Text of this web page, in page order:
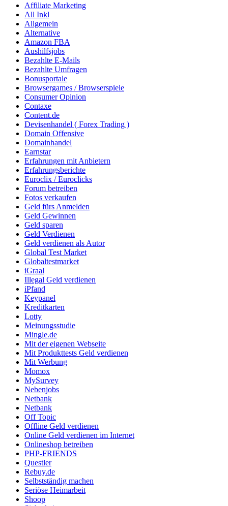
Affiliate Marketing
All Inkl
Allgemein
Alternative
Amazon FBA
Aushilfsjobs
Bezahlte E-Mails
Bezahlte Umfragen
Bonusportale
Browsergames / Browserspiele
Consumer Opinion
Contaxe
Content.de
Devisenhandel ( Forex Trading )
Domain Offensive
Domainhandel
Earnstar
Erfahrungen mit Anbietern
Erfahrungsberichte
Euroclix / Euroclicks
Forum betreiben
Fotos verkaufen
Geld fürs Anmelden
Geld Gewinnen
Geld sparen
Geld Verdienen
Geld verdienen als Autor
Global Test Market
Globaltestmarket
iGraal
Illegal Geld verdienen
iPfand
Keypanel
Kreditkarten
Lotty
Meinungsstudie
Mingle.de
Mit der eigenen Webseite
Mit Produkttests Geld verdienen
Mit Werbung
Momox
MySurvey
Nebenjobs
Netbank
Netbank
Off Topic
Offline Geld verdienen
Online Geld verdienen im Internet
Onlineshop betreiben
PHP-FRIENDS
Questler
Rebuy.de
Selbstständig machen
Seriöse Heimarbeit
Shoop